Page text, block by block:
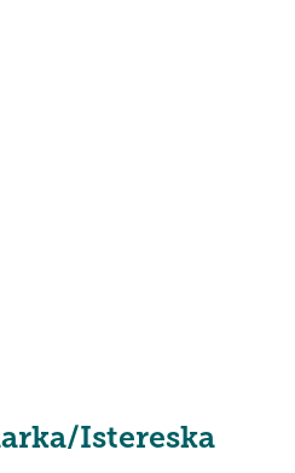
Istereska